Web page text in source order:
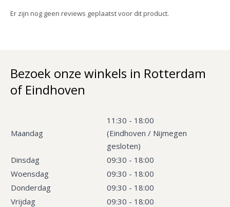
Er zijn nog geen reviews geplaatst voor dit product.
Bezoek onze winkels in Rotterdam
of Eindhoven
Maandag
11:30 - 18:00
(Eindhoven / Nijmegen
gesloten)
Dinsdag
09:30 - 18:00
Woensdag
09:30 - 18:00
Donderdag
09:30 - 18:00
Vrijdag
09:30 - 18:00